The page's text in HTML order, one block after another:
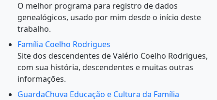
O melhor programa para registro de dados
genealógicos, usado por mim desde o início deste
trabalho.
Família Coelho Rodrigues
Site dos descendentes de Valério Coelho Rodrigues,
com sua história, descendentes e muitas outras
informações.
GuardaChuva Educação e Cultura da Família